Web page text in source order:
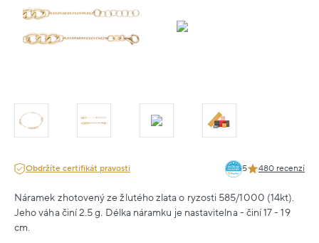
Obdržíte certifikát pravosti 5 480 recenzí
Náramek zhotovený ze žlutého zlata o ryzosti 585/1000 (14kt).
Jeho váha činí 2.5 g. Délka náramku je nastavitelna - činí 17 - 19
cm.